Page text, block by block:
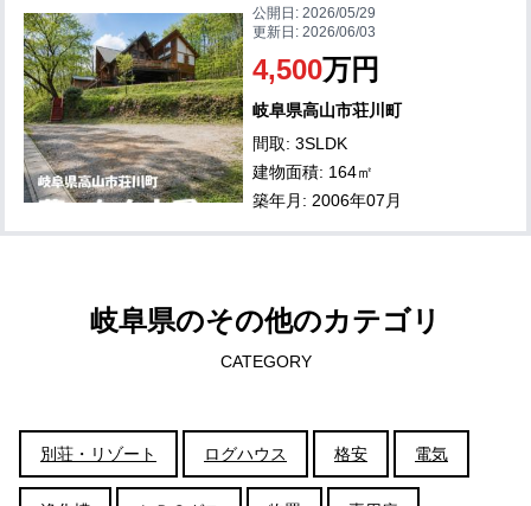
公開日:2026/05/29
更新日:2026/06/03
4,500万円
岐阜県高山市荘川町
間取: 3SLDK
建物面積: 164㎡
築年月: 2006年07月
岐阜県のその他のカテゴリ
CATEGORY
別荘・リゾート ログハウス 格安 電気